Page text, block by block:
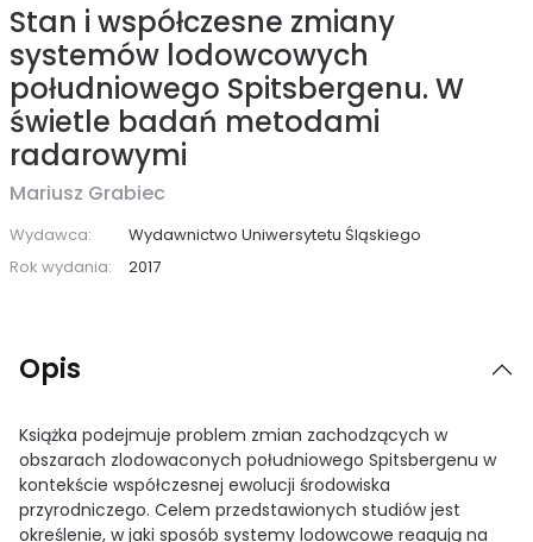
Stan i współczesne zmiany
systemów lodowcowych
południowego Spitsbergenu. W
świetle badań metodami
radarowymi
Mariusz Grabiec
Wydawca:
Wydawnictwo Uniwersytetu Śląskiego
Rok wydania:
2017
Opis
Książka podejmuje problem zmian zachodzących w
obszarach zlodowaconych południowego Spitsbergenu w
kontekście współczesnej ewolucji środowiska
przyrodniczego. Celem przedstawionych studiów jest
określenie, w jaki sposób systemy lodowcowe reagują na